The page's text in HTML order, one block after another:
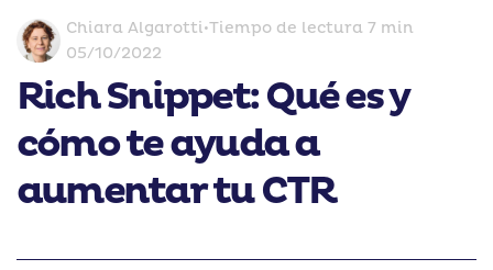
Chiara Algarotti•Tiempo de lectura 7 min
05/10/2022
Rich Snippet: Qué es y
cómo te ayuda a
aumentar tu CTR